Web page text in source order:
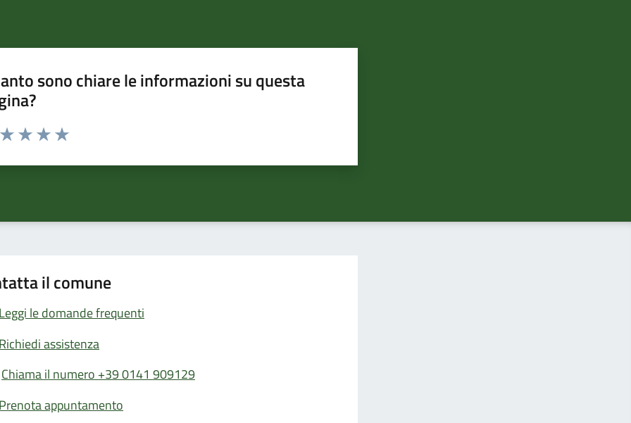
sono chiare le informazioni su questa
da 1 a 5 stelle la pagina
il comune
Leggi le domande frequenti
Richiedi assistenza
Chiama il numero +39 0141 909129
Prenota appuntamento